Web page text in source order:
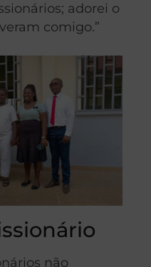
adorei o
comigo.”
não